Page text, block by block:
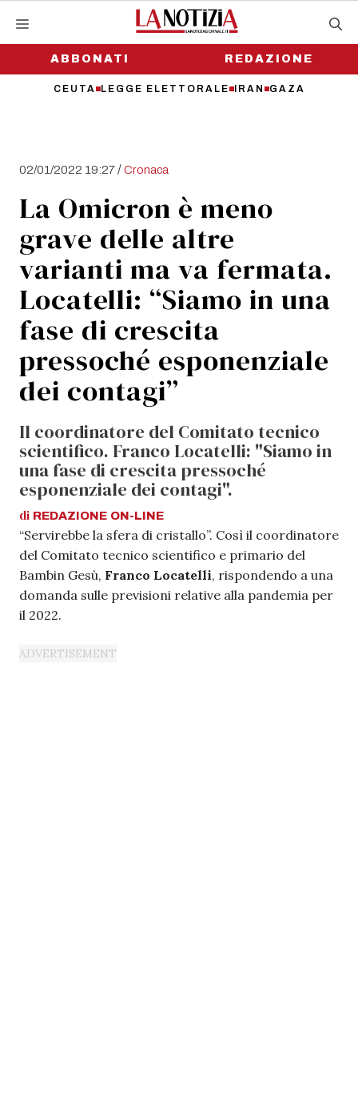
contenutoABBONATI
CEUTA LEGGE ELETTORALE IRAN GAZA
REDAZIONE
02/01/2022 19:27/Cronaca
La Omicron è meno
grave delle altre
varianti ma va fermata.
Locatelli: “Siamo in una
fase di crescita
pressoché esponenziale
dei contagi”
Il coordinatore del Comitato tecnico
scientifico. Franco Locatelli: "Siamo in
una fase di crescita pressoché
esponenziale dei contagi".
di REDAZIONE ON-LINE
“Servirebbe la sfera di cristallo”. Così il coordinatore
del Comitato tecnico scientifico e primario del
Bambin Gesù, Franco Locatelli, rispondendo a una
domanda sulle previsioni relative alla pandemia per
il 2022.